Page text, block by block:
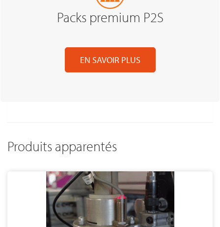
Packs premium P2S
EN SAVOIR PLUS
Produits apparentés